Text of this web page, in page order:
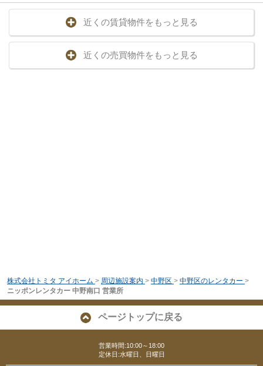
近くの賃貸物件をもっと見る
近くの売買物件をもっと見る
株式会社トミタ アイホーム > 周辺施設案内 > 中野区 > 中野区のレンタカー >
ニッポンレンタカー 中野南口 営業所
ページトップに戻る
営業時間:10:00～18:00
定休日:水曜日、日曜日